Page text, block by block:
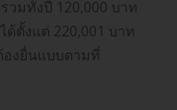
วมทั้งปี 120,000 บาท
ตั้งแต่ 220,001 บาท
งยื่นแบบตามที่